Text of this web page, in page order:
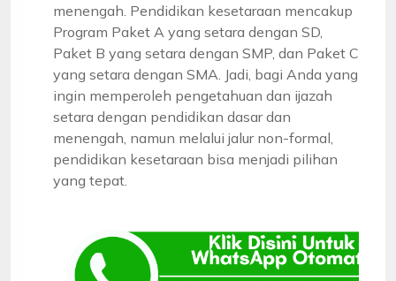
menengah. Pendidikan kesetaraan mencakup
Program Paket A yang setara dengan SD,
Paket B yang setara dengan SMP, dan Paket C
yang setara dengan SMA. Jadi, bagi Anda yang
ingin memperoleh pengetahuan dan ijazah
setara dengan pendidikan dasar dan
menengah, namun melalui jalur non-formal,
pendidikan kesetaraan bisa menjadi pilihan
yang tepat.